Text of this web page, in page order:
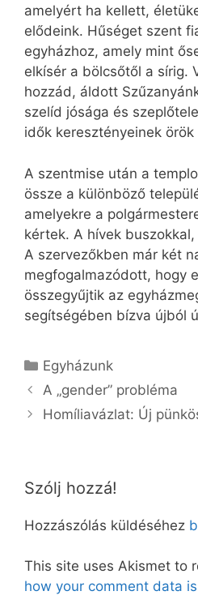
amelyért ha kellett,
elődeink. Hűséget szent
egyházhoz, amely mint
elkísér a bölcsőtől a sírig.
hozzád, áldott
szelíd jósága és
idők keresztényeinek örök
A szentmise után a
össze a különböző
amelyekre a
kértek. A hívek
A szervezőkben már két
megfogalmazódott, hogy
összegyűjtik az
segítségében bízva újból
Kategória
Egyházunk
A „gender” probléma
Homíliavázlat: Új
Szólj hozzá!
Hozzászólás küldéséhez
This site uses Akismet to
how your comment data